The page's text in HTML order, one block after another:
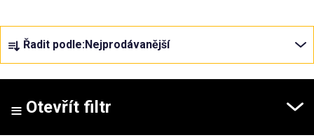
z
Řadit podle:Nejprodávanější
Otevřít filtr